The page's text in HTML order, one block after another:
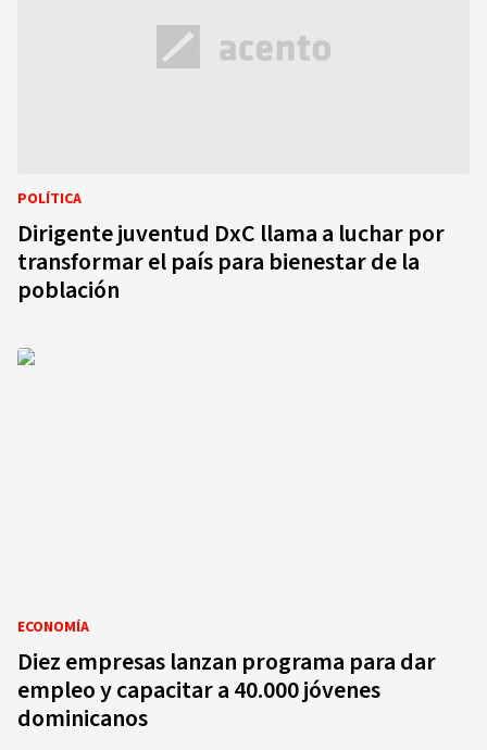
POLÍTICA
Dirigente juventud DxC llama a luchar por
transformar el país para bienestar de la
población
ECONOMÍA
Diez empresas lanzan programa para dar
empleo y capacitar a 40.000 jóvenes
dominicanos